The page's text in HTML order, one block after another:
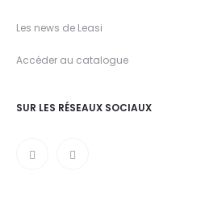
Les news de Leasi
Accéder au catalogue
SUR LES RÉSEAUX SOCIAUX